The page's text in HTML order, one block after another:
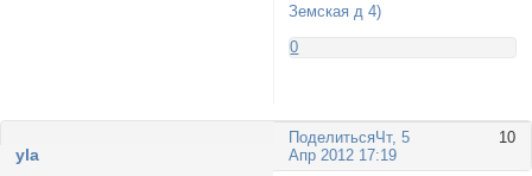
Земская д 4)
0
Поделиться 10
Чт, 5
Апр 2012 17:19
yla